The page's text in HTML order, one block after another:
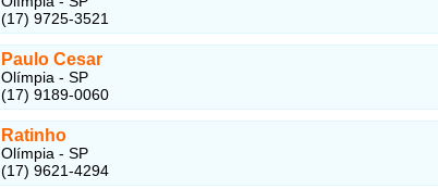
(17) 9725-3521
Paulo Cesar
Olímpia - SP
(17) 9189-0060
Ratinho
Olímpia - SP
(17) 9621-4294